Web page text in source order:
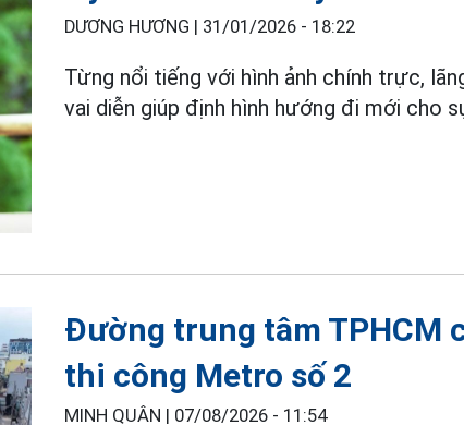
DƯƠNG HƯƠNG | 31/01/2026 - 18:22
Từng nổi tiếng với hình ảnh chính trực,
vai diễn giúp định hình hướng đi mới cho
Đường trung tâm TPHCM
thi công Metro số 2
MINH QUÂN | 07/08/2026 - 11:54